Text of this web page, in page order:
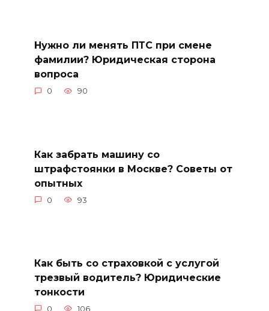
Нужно ли менять ПТС при смене
фамилии? Юридическая сторона
вопроса
0 90
Как забрать машину со
штрафстоянки в Москве? Советы от
опытных
0 93
Как быть со страховкой с услугой
трезвый водитель? Юридические
тонкости
0 106